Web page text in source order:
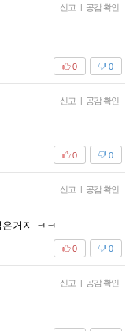
신고 | 공감 확인
0
0
신고 | 공감 확인
0
0
신고 | 공감 확인
거지 ㅋㅋ
0
0
신고 | 공감 확인